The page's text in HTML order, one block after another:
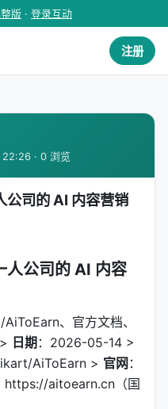
版 · 登录互动
注册
· 0 浏览
司的 AI 内容营销
人公司的 AI 内容
、官方文档、
日期 ：2026-05-14 >
AiToEarn > 官网 ：
aitoearn.cn（国